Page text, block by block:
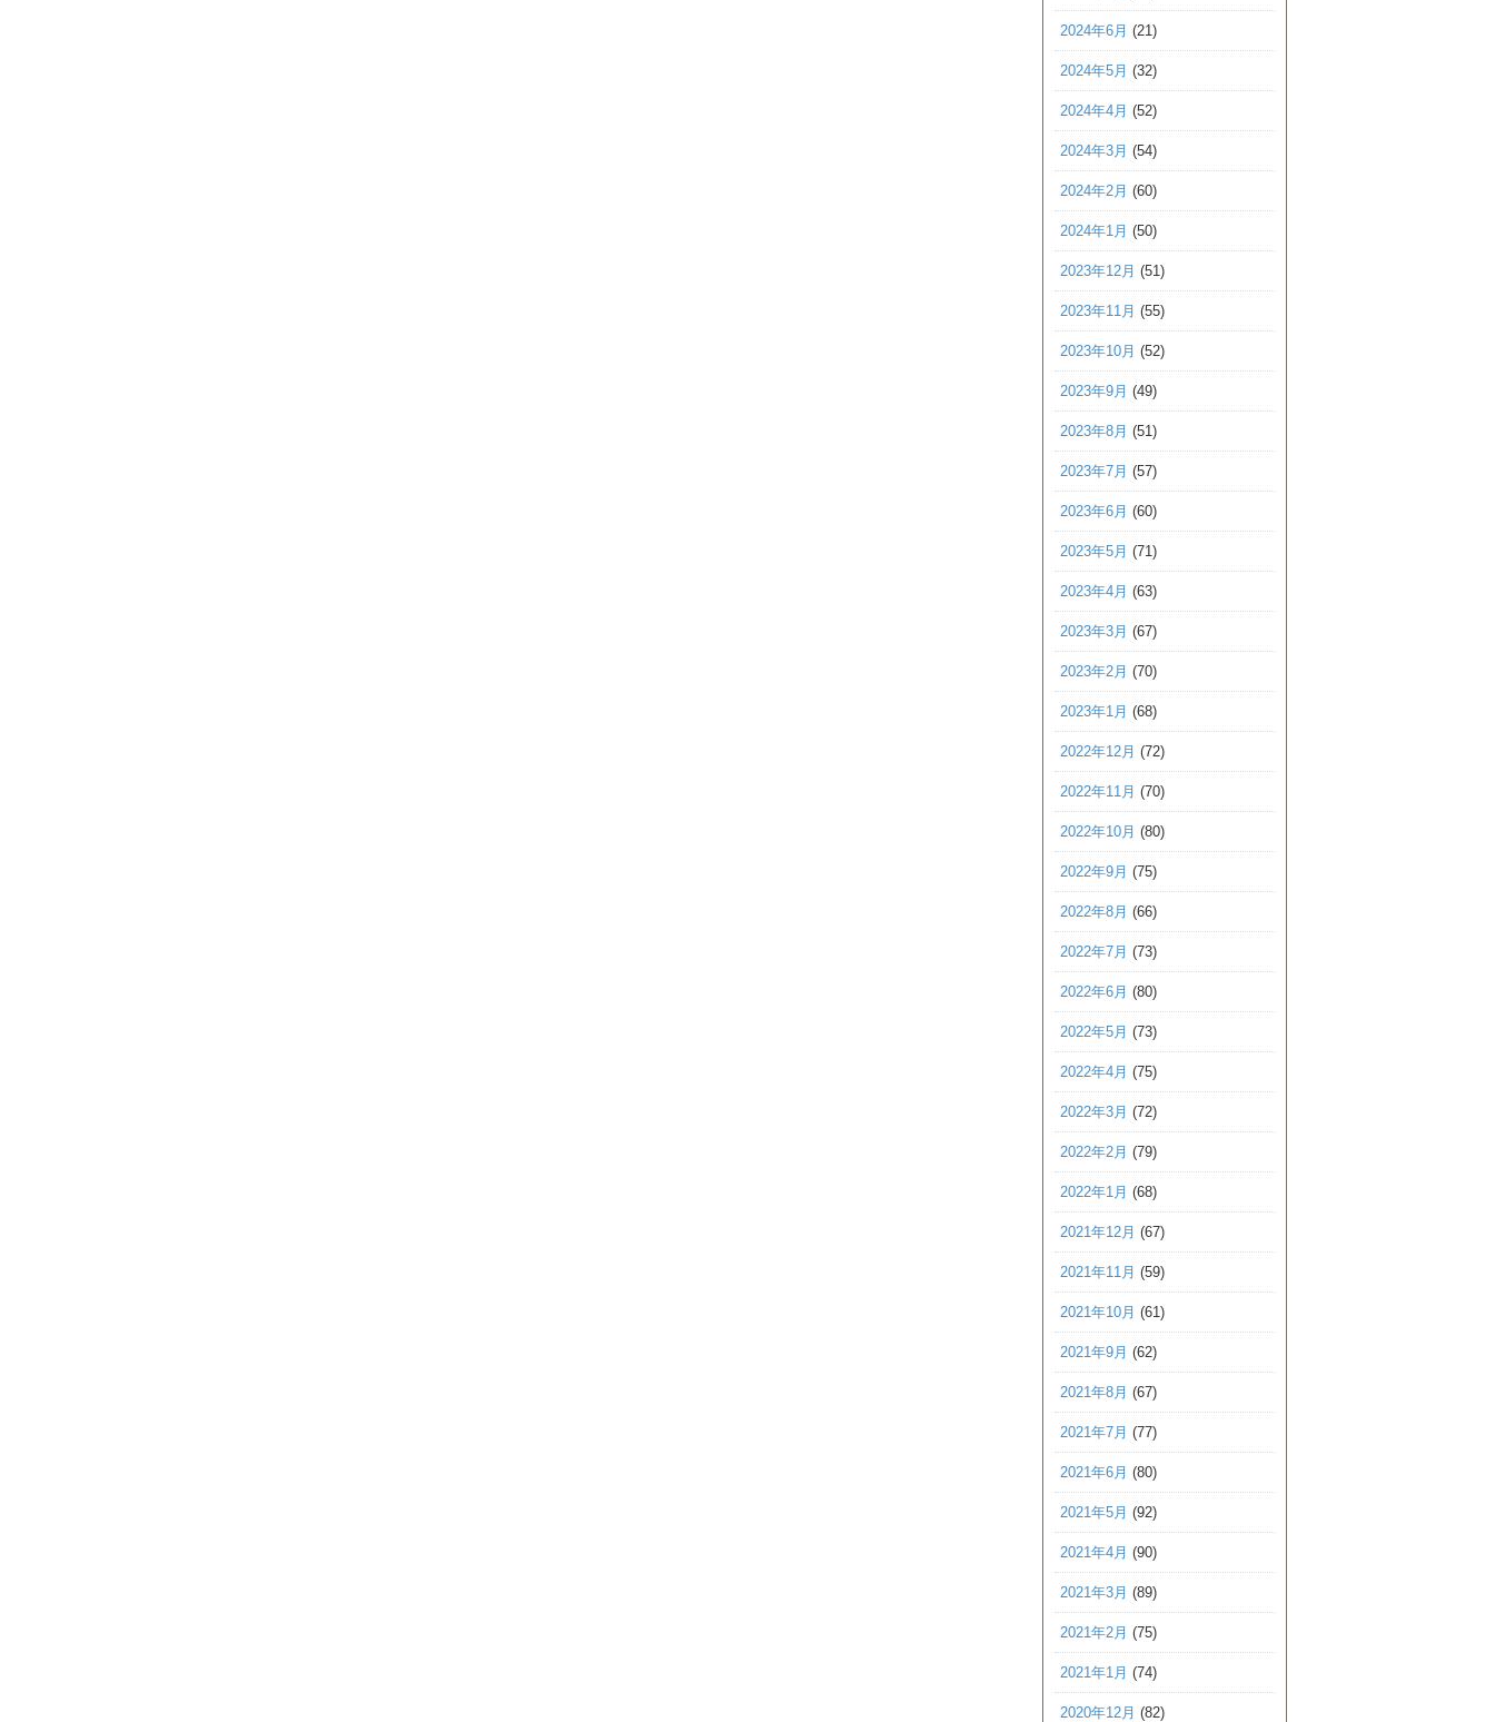
2024年6月 (21)
2024年5月 (32)
2024年4月 (52)
2024年3月 (54)
2024年2月 (60)
2024年1月 (50)
2023年12月 (51)
2023年11月 (55)
2023年10月 (52)
2023年9月 (49)
2023年8月 (51)
2023年7月 (57)
2023年6月 (60)
2023年5月 (71)
2023年4月 (63)
2023年3月 (67)
2023年2月 (70)
2023年1月 (68)
2022年12月 (72)
2022年11月 (70)
2022年10月 (80)
2022年9月 (75)
2022年8月 (66)
2022年7月 (73)
2022年6月 (80)
2022年5月 (73)
2022年4月 (75)
2022年3月 (72)
2022年2月 (79)
2022年1月 (68)
2021年12月 (67)
2021年11月 (59)
2021年10月 (61)
2021年9月 (62)
2021年8月 (67)
2021年7月 (77)
2021年6月 (80)
2021年5月 (92)
2021年4月 (90)
2021年3月 (89)
2021年2月 (75)
2021年1月 (74)
2020年12月 (82)